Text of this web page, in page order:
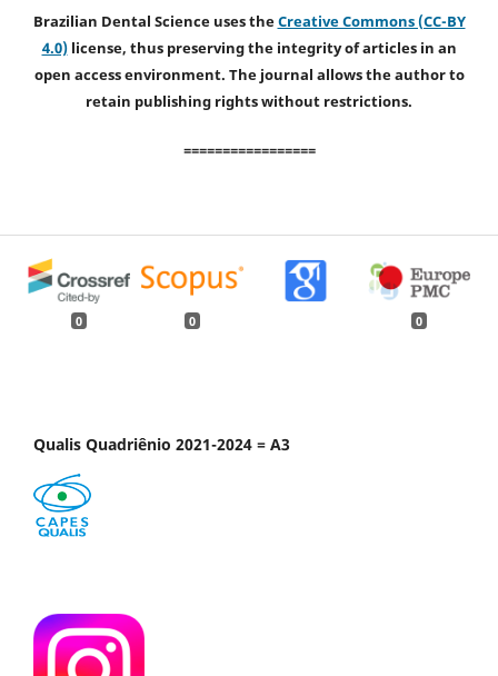
Brazilian Dental Science uses theCreative Commons (CC-BY
4.0)license, thus preserving the integrity of articles in an
open access environment. The journal allows the author to
retain publishing rights without restrictions.
=================
0 0 0
Qualis Quadriênio 2021-2024 = A3